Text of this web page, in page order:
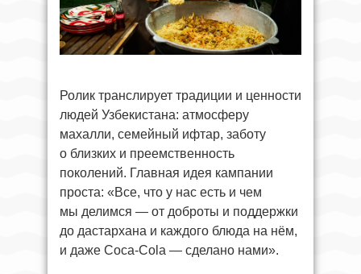
Ролик транслирует традиции и ценности
людей Узбекистана: атмосферу
махалли, семейный ифтар, заботу
о близких и преемственность
поколений. Главная идея кампании
проста: «Все, что у нас есть и чем
мы делимся — от доброты и поддержки
до дастархана и каждого блюда на нём,
и даже Coca-Cola — сделано нами».